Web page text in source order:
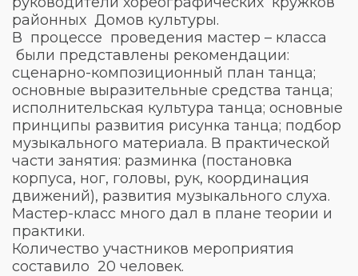
районных Домов культуры.
В процессе проведения мастер – класса
были представлены рекомендации:
сценарно-композиционный план танца;
основные выразительные средства танца;
исполнительская культура танца; основные
принципы развития рисунка танца; подбор
музыкального материала. В практической
части занятия: разминка (постановка
корпуса, ног, головы, рук, координация
движений), развития музыкального слуха.
Мастер-класс много дал в плане теории и
практики.
Количество участников мероприятия
составило 20 человек.